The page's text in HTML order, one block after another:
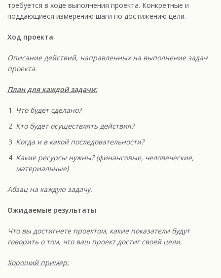
требуется в ходе выполнения проекта. Конкретные и
поддающиеся измерению шаги по достижению цели.
Ход проекта
Описание действий, направленных на выполнение задач
проекта.
План для каждой задачи:
Что будет сделано?
Кто будет осуществлять действия?
Когда и в какой последовательности?
Какие ресурсы нужны? (финансовые, человеческие,
материальные)
Абзац на каждую задачу.
Ожидаемые результаты
Что вы достигнете проектом, какие показатели будут
говорить о том, что ваш проект достиг своей цели.
Хороший пример: